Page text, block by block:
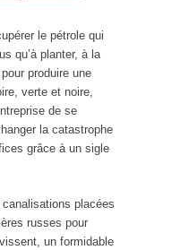
le pétrole qui
qu’à planter, à la
produire une
verte et noire,
de se
la catastrophe
grâce à un sigle
placées
russes pour
un formidable